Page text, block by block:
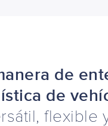
de
de
flexible